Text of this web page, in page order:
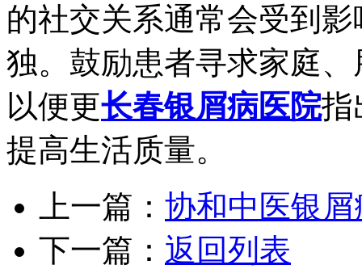
的社交关系通常会受到
独。鼓励患者寻求家庭
以便更长春银屑病医院指
提高生活质量。
上一篇： 协和中医银屑
下一篇： 返回列表